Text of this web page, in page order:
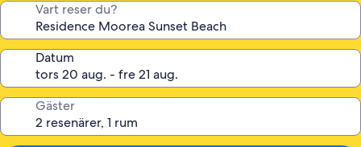
Vart reser du?
Datum
Gäster